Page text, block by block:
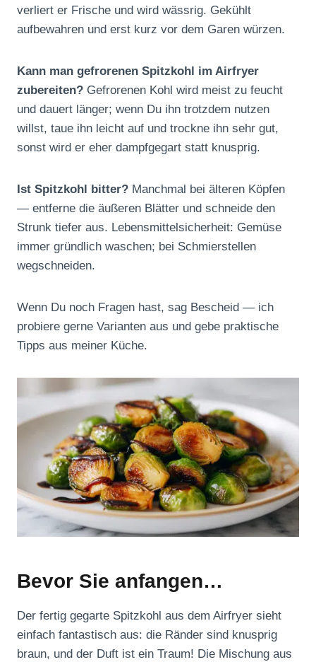
verliert er Frische und wird wässrig. Gekühlt
aufbewahren und erst kurz vor dem Garen würzen.
Kann man gefrorenen Spitzkohl im Airfryer
zubereiten? Gefrorenen Kohl wird meist zu feucht
und dauert länger; wenn Du ihn trotzdem nutzen
willst, taue ihn leicht auf und trockne ihn sehr gut,
sonst wird er eher dampfgegart statt knusprig.
Ist Spitzkohl bitter? Manchmal bei älteren Köpfen
— entferne die äußeren Blätter und schneide den
Strunk tiefer aus. Lebensmittel­sicherheit: Gemüse
immer gründlich waschen; bei Schmierstellen
wegschneiden.
Wenn Du noch Fragen hast, sag Bescheid — ich
probiere gerne Varianten aus und gebe praktische
Tipps aus meiner Küche.
Bevor Sie anfangen…
Der fertig gegarte Spitzkohl aus dem Airfryer sieht
einfach fantastisch aus: die Ränder sind knusprig
braun, und der Duft ist ein Traum! Die Mischung aus